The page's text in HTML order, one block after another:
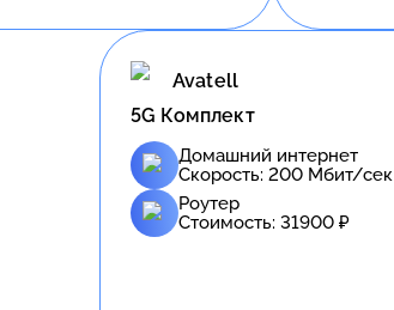
Avatell
5G Комплект
Домашний интернет
Скорость: 200 Мбит/сек
Роутер
Стоимость: 31900 ₽